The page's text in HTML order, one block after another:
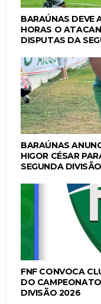
BARAÚNAS DEVE
HORAS O
DISPUTAS DA
BARAÚNAS
HIGOR CÉSAR
SEGUNDA DIVISÃO
FNF CONVOCA
DO
DIVISÃO 2026